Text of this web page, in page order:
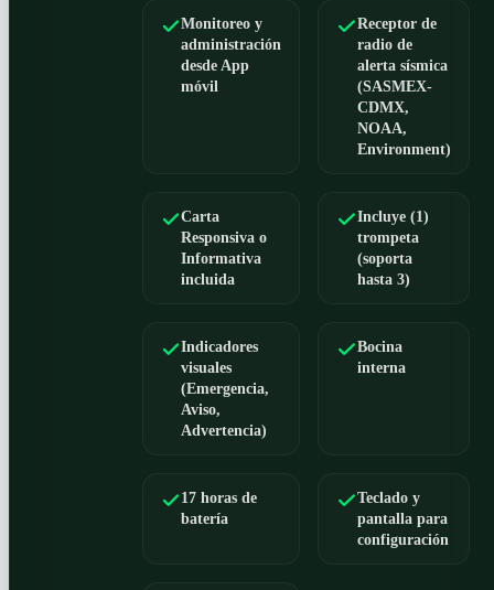
Monitoreo y
administración
desde App
móvil
Receptor de
radio de
alerta sísmica
(SASMEX-
CDMX,
NOAA,
Environment)
Carta
Responsiva o
Informativa
incluida
Incluye (1)
trompeta
(soporta
hasta 3)
Indicadores
visuales
(Emergencia,
Aviso,
Advertencia)
Bocina
interna
17 horas de
batería
Teclado y
pantalla para
configuración